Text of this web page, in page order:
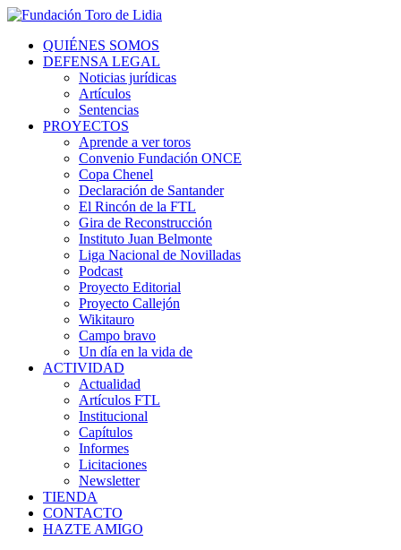
QUIÉNES SOMOS
DEFENSA LEGAL
Noticias jurídicas
Artículos
Sentencias
PROYECTOS
Aprende a ver toros
Convenio Fundación ONCE
Copa Chenel
Declaración de Santander
El Rincón de la FTL
Gira de Reconstrucción
Instituto Juan Belmonte
Liga Nacional de Novilladas
Podcast
Proyecto Editorial
Proyecto Callejón
Wikitauro
Campo bravo
Un día en la vida de
ACTIVIDAD
Actualidad
Artículos FTL
Institucional
Capítulos
Informes
Licitaciones
Newsletter
TIENDA
CONTACTO
HAZTE AMIGO